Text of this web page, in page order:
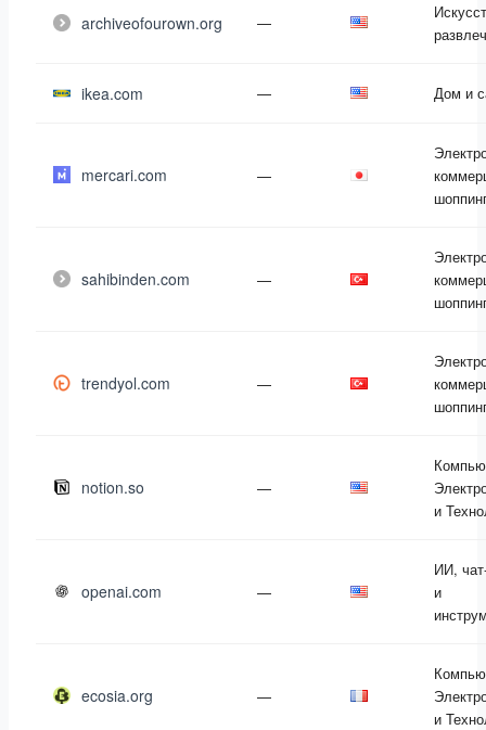
archiveofourown.org —
ikea.com — Дом и
mercari.com —
sahibinden.com —
trendyol.com —
notion.so —
и
openai.com —
ИИ,
и
ecosia.org —
и